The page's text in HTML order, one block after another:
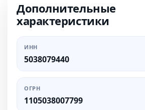
Дополнительные
характеристики
ИНН
5038079440
ОГРН
1105038007799